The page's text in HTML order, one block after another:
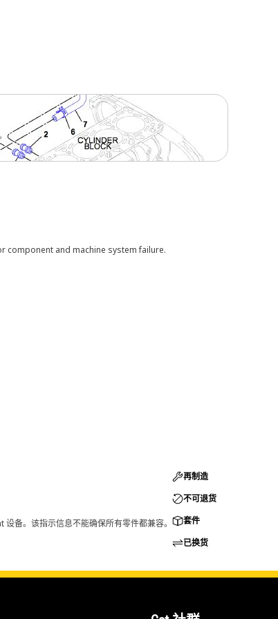
and machine system failure.
备。该指示信息不能确保所有零件都兼容。
再制造
不可退货
套件
已换货